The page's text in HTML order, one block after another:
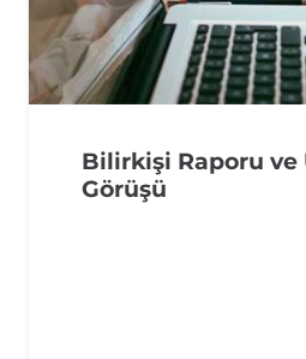
Bilirkişi Raporu ve
Görüşü